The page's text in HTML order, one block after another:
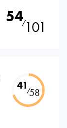
54⁄101
41⁄58